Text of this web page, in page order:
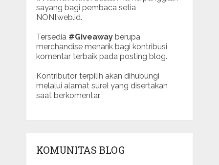
sayang bagi pembaca setia
NONI.web.id.
Tersedia #Giveawayberupa
merchandise menarik bagi kontribusi
komentar terbaik pada posting blog.
Kontributor terpilih akan dihubungi
melalui alamat surel yang disertakan
saat berkomentar.
KOMUNITAS BLOG